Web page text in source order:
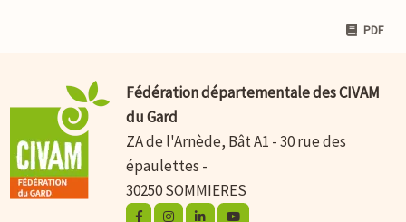
PDF
Fédération départementale des CIVAM
du Gard
ZA de l'Arnède, Bât A1 - 30 rue des
épaulettes -
30250 SOMMIERES